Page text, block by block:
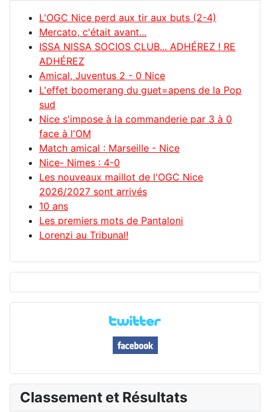
L'OGC Nice perd aux tir aux buts (2-4)
Mercato, c'était avant...
ISSA NISSA SOCIOS CLUB... ADHÉREZ ! RE
ADHÉREZ
Amical, Juventus 2 - 0 Nice
L'effet boomerang du guet=apens de la Pop
sud
Nice s'impose à la commanderie par 3 à 0
face à l'OM
Match amical : Marseille - Nice
Nice- Nimes : 4-0
Les nouveaux maillot de l'OGC Nice
2026/2027 sont arrivés
10 ans
Les premiers mots de Pantaloni
Lorenzi au Tribunal!
Classement et Résultats